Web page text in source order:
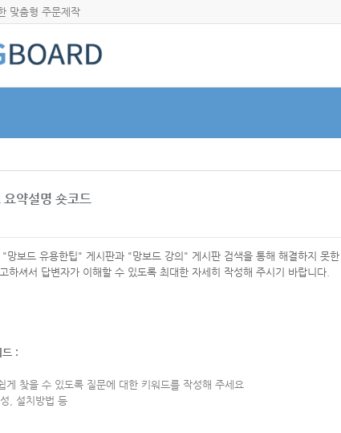
맞춤형 주문제작
요약설명 숏코드
"망보드 유용한팁" 게시판과 "망보드 강의" 게시판 검색을 통해 해결하지 못
하셔서 답변자가 이해할 수 있도록 최대한 자세히 작성해 주시기 바랍니다.
드 :
게 찾을 수 있도록 질문에 대한 키워드를 작성해 주세요
, 설치방법 등